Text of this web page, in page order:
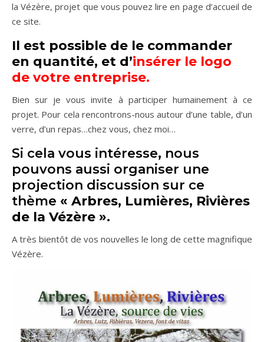
la Vézère, projet que vous pouvez lire en page d’accueil de
ce site.
Il est possible de le commander
en quantité, et d’insérer le logo
de votre entreprise.
Bien sur je vous invite à participer humainement à ce
projet. Pour cela rencontrons-nous autour d’une table, d’un
verre, d’un repas…chez vous, chez moi…
Si cela vous intéresse, nous
pouvons aussi organiser une
projection discussion sur ce
thème « Arbres, Lumières, Rivières
de la Vézère ».
A très bientôt de vos nouvelles le long de cette magnifique
Vézère.